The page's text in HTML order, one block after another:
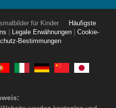
für Kinder
Häufigste
Legale Erwähnungen
Cookie-
Bestimmungen